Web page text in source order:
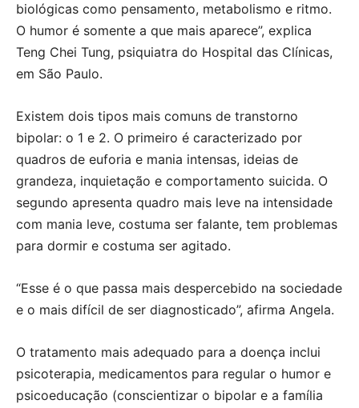
biológicas como pensamento, metabolismo e ritmo.
O humor é somente a que mais aparece”, explica
Teng Chei Tung, psiquiatra do Hospital das Clínicas,
em São Paulo.
Existem dois tipos mais comuns de transtorno
bipolar: o 1 e 2. O primeiro é caracterizado por
quadros de euforia e mania intensas, ideias de
grandeza, inquietação e comportamento suicida. O
segundo apresenta quadro mais leve na intensidade
com mania leve, costuma ser falante, tem problemas
para dormir e costuma ser agitado.
“Esse é o que passa mais despercebido na sociedade
e o mais difícil de ser diagnosticado”, afirma Angela.
O tratamento mais adequado para a doença inclui
psicoterapia, medicamentos para regular o humor e
psicoeducação (conscientizar o bipolar e a família